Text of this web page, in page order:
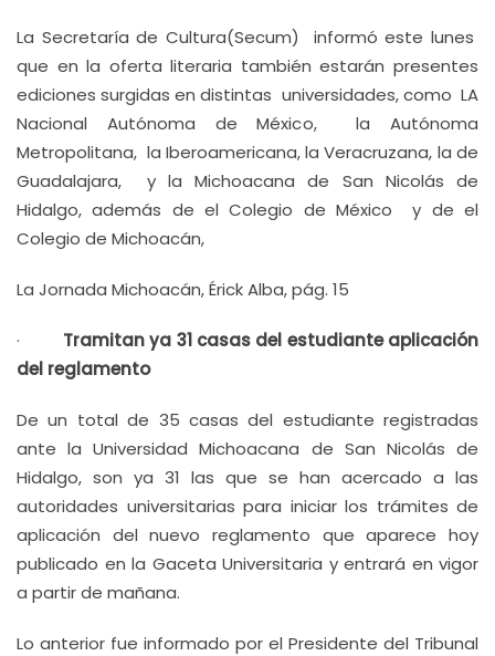
La Secretaría de Cultura(Secum) informó este lunes
que en la oferta literaria también estarán presentes
ediciones surgidas en distintas universidades, como LA
Nacional Autónoma de México, la Autónoma
Metropolitana, la Iberoamericana, la Veracruzana, la de
Guadalajara, y la Michoacana de San Nicolás de
Hidalgo, además de el Colegio de México y de el
Colegio de Michoacán,
La Jornada Michoacán, Érick Alba, pág. 15
· Tramitan ya 31 casas del estudiante aplicación
del reglamento
De un total de 35 casas del estudiante registradas
ante la Universidad Michoacana de San Nicolás de
Hidalgo, son ya 31 las que se han acercado a las
autoridades universitarias para iniciar los trámites de
aplicación del nuevo reglamento que aparece hoy
publicado en la Gaceta Universitaria y entrará en vigor
a partir de mañana.
Lo anterior fue informado por el Presidente del Tribunal